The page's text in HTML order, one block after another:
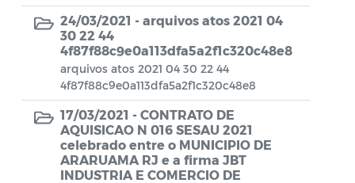
CMDCAA
Convênio
Diário oficial
Editais
24/03/2021 - arquivos atos 2021 04
30 22 44
4f87f88c9e0a113dfa5a2f1c320c48e8
arquivos atos 2021 04 30 22 44
4f87f88c9e0a113dfa5a2f1c320c48e8
17/03/2021 - CONTRATO DE
AQUISICAO N 016 SESAU 2021
celebrado entre o MUNICIPIO DE
ARARUAMA RJ e a firma JBT
INDUSTRIA E COMERCIO DE